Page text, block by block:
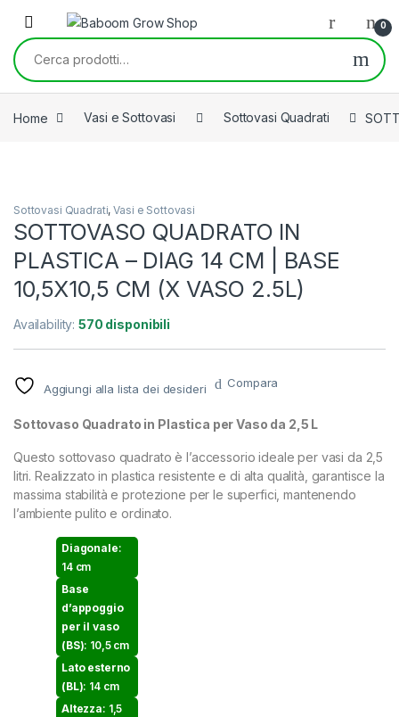
Skip to navigation
Skip to content
0
Cerca:
Home Vasi e Sottovasi Sottovasi Quadrati
Sottovasi Quadrati,Vasi e Sottovasi
SOTTOVASO QUADRATO IN
PLASTICA – DIAG 14 CM | BASE
10,5X10,5 CM (X VASO 2.5L)
Availability:570 disponibili
Aggiungi alla lista dei desideri Compara
Sottovaso Quadrato in Plastica per Vaso da 2,5 L
Questo sottovaso quadrato è l’accessorio ideale per vasi da 2,5
litri. Realizzato in plastica resistente e di alta qualità, garantisce la
massima stabilità e protezione per le superfici, mantenendo
l’ambiente pulito e ordinato.
Diagonale:
14 cm
Base
d’appoggio
per il vaso
(BS): 10,5 cm
Lato esterno
(BL): 14 cm
Altezza: 1,5